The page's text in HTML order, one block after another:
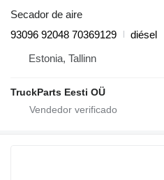
Secador de aire
93096 92048 70369129
diésel
Estonia, Tallinn
TruckParts Eesti OÜ